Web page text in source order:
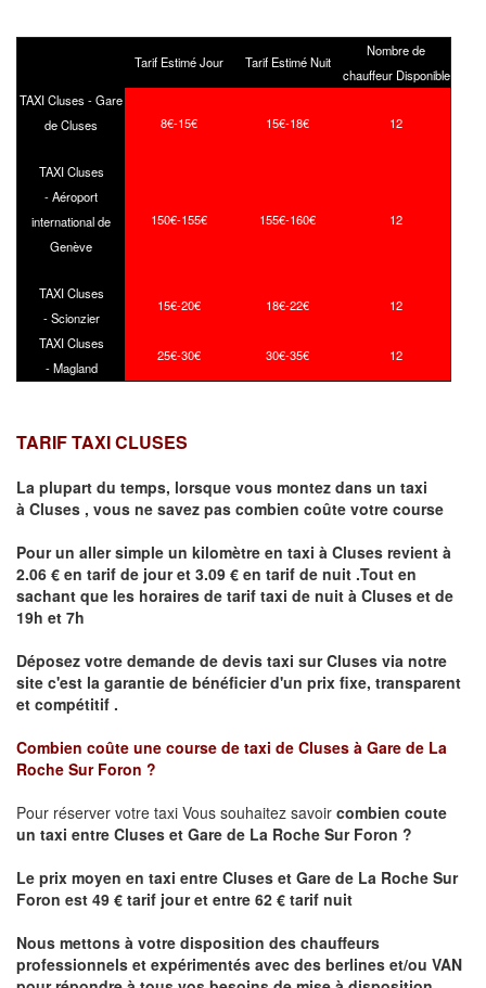
Tarif Estimé Jour Tarif Estimé Nuit
Nombre de
chauffeur Disponible
TAXI Cluses - Gare
de Cluses
8€-15€ 15€-18€ 12
TAXI Cluses
- Aéroport
international de
Genève
150€-155€ 155€-160€ 12
TAXI Cluses
- Scionzier
15€-20€ 18€-22€ 12
TAXI Cluses
- Magland
25€-30€ 30€-35€ 12
TARIF TAXI CLUSES
La plupart du temps, lorsque vous montez dans un taxi
à Cluses , vous ne savez pas combien coûte votre course
Pour un aller simple un kilomètre en taxi à Cluses revient à
2.06 € en tarif de jour et 3.09 € en tarif de nuit .Tout en
sachant que les horaires de tarif taxi de nuit à Cluses et de
19h et 7h
Déposez votre demande de devis taxi surCluses via notre
site c'est la garantie de bénéficier d'un prix fixe, transparent
et compétitif .
Combien coûte une course de taxi de Cluses à Gare de La
Roche Sur Foron ?
Pour réserver votre taxi Vous souhaitez savoir combien coute
un taxi entre Cluses et Gare de La Roche Sur Foron ?
Le prix moyen en taxi entre Cluses et Gare de La Roche Sur
Foron est 49 € tarif jour et entre 62 € tarif nuit
Nous mettons à votre disposition des chauffeurs
professionnels et expérimentés avec des berlines et/ou VAN